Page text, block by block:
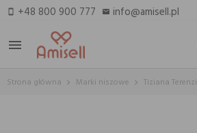
smartphone +48 800 900 777 email info@amisell.pl
menu
Strona główna Marki niszowe Tiziana Terenzi